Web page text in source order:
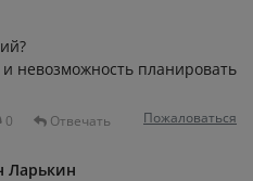
и невозможность планировать
0 Отвечать Пожаловаться
Ларькин